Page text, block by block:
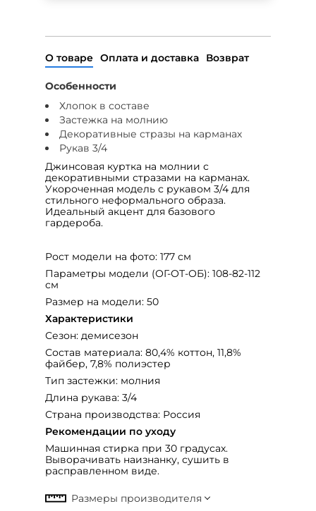
О товаре Оплата и доставка Возврат
Особенности
Хлопок в составе
Застежка на молнию
Декоративные стразы на карманах
Рукав 3/4
Джинсовая куртка на молнии с
декоративными стразами на карманах.
Укороченная модель с рукавом 3/4 для
стильного неформального образа.
Идеальный акцент для базового
гардероба.
Рост модели на фото: 177 см
Параметры модели (ОГ-ОТ-ОБ): 108-82-112
см
Размер на модели: 50
Характеристики
Сезон: демисезон
Состав материала: 80,4% коттон, 11,8%
файбер, 7,8% полиэстер
Тип застежки: молния
Длина рукава: 3/4
Страна производства: Россия
Рекомендации по уходу
Машинная стирка при 30 градусах.
Выворачивать наизнанку, сушить в
расправленном виде.